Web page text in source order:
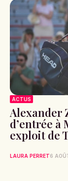
ACTUS
Alexander
d’entrée à
exploit de
LAURA PERRET6